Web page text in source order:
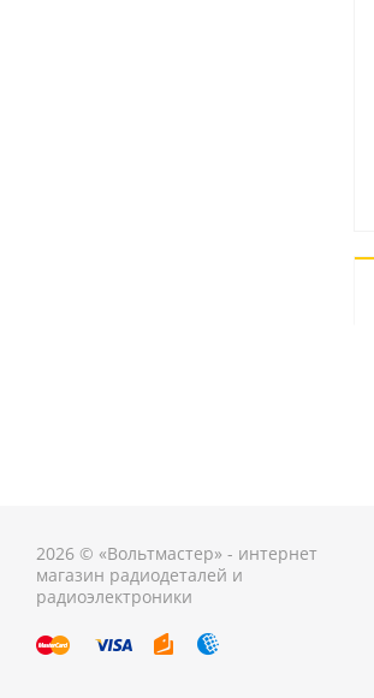
2026 © «Вольтмастер» - интернет
магазин радиодеталей и
радиоэлектроники